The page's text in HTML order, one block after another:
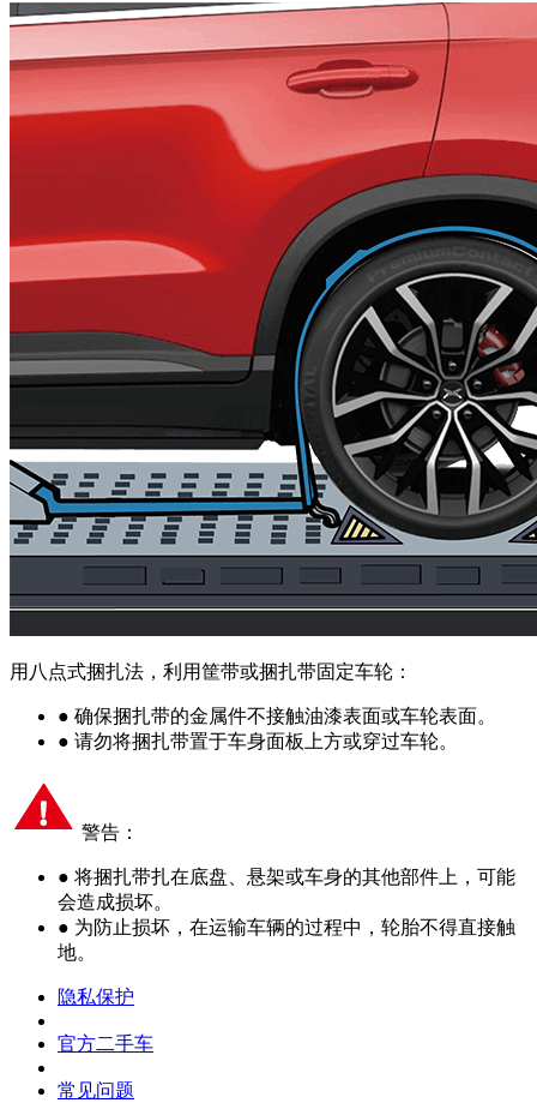
用八点式捆扎法，利用筐带或捆扎带固定车轮：
● 确保捆扎带的金属件不接触油漆表面或车轮表面。
● 请勿将捆扎带置于车身面板上方或穿过车轮。
警告：
● 将捆扎带扎在底盘、悬架或车身的其他部件上，可能
会造成损坏。
● 为防止损坏，在运输车辆的过程中，轮胎不得直接触
地。
隐私保护
官方二手车
常见问题